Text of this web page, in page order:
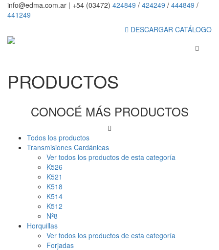
info@edma.com.ar | +54 (03472) 424849 / 424249 / 444849 /
441249
DESCARGAR CATÁLOGO
PRODUCTOS
CONOCÉ MÁS PRODUCTOS
Todos los productos
Transmisiones Cardánicas
Ver todos los productos de esta categoría
K526
K521
K518
K514
K512
Nº8
Horquillas
Ver todos los productos de esta categoría
Forjadas